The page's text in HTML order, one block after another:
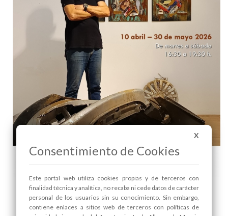
EXPOSICIÓN “PERSONAJES DE LA DANA. MEMORIA
COMPARTIDA”. - 1
X
Consentimiento de Cookies
Este portal web utiliza cookies propias y de terceros con
finalidad técnica y analítica, no recaba ni cede datos de carácter
personal de los usuarios sin su conocimiento. Sin embargo,
contiene enlaces a sitios web de terceros con políticas de